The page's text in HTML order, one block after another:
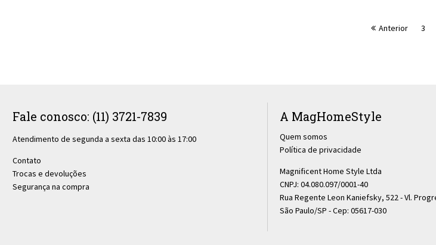
Anterior 3
Fale conosco: (11) 3721-7839
Atendimento de segunda a sexta das 10:00 às 17:00
Contato
Trocas e devoluções
Segurança na compra
A MagHomeStyle
Quem somos
Política de privacidade
Magnificent Home Style Ltda
CNPJ: 04.080.097/0001-40
Rua Regente Leon Kaniefsky, 522 - Vl.
São Paulo/SP - Cep: 05617-030